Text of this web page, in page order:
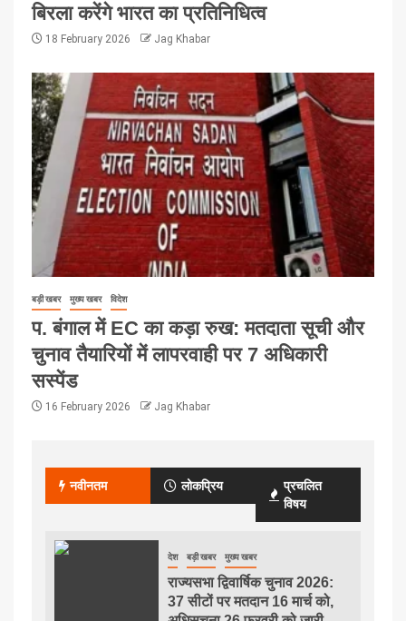
बिरला करेंगे भारत का प्रतिनिधित्व
18 February 2026 Jag Khabar
बड़ी खबर मुख्य खबर विदेश
प. बंगाल में EC का कड़ा रुख: मतदाता सूची और
चुनाव तैयारियों में लापरवाही पर 7 अधिकारी
सस्पेंड
16 February 2026 Jag Khabar
नवीनतम लोकप्रिय
प्रचलित
विषय
देश बड़ी खबर मुख्य खबर
राज्यसभा द्विवार्षिक चुनाव 2026:
37 सीटों पर मतदान 16 मार्च को,